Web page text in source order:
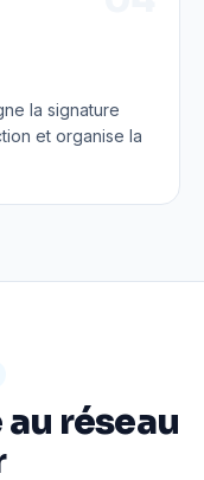
la signature
et organise la
réseau